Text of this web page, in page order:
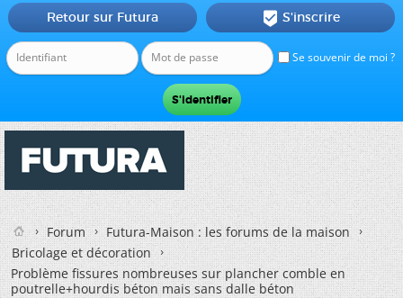
Se souvenir de moi ?
Retour sur Futura  S'inscrire
Forum
Futura-Maison : les forums de la maison
Bricolage et décoration
Problème fissures nombreuses sur plancher comble en
poutrelle+hourdis béton mais sans dalle béton